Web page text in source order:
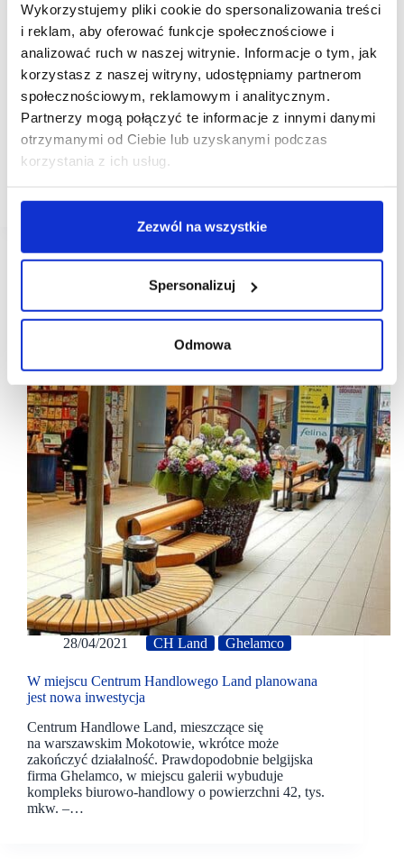
Wykorzystujemy pliki cookie do spersonalizowania treści
i reklam, aby oferować funkcje społecznościowe i
analizować ruch w naszej witrynie. Informacje o tym, jak
korzystasz z naszej witryny, udostępniamy partnerom
społecznościowym, reklamowym i analitycznym.
Partnerzy mogą połączyć te informacje z innymi danymi
otrzymanymi od Ciebie lub uzyskanymi podczas
korzystania z ich usług.
Zezwól na wszystkie
Spersonalizuj
Odmowa
04/03/2024 CH Land
Centrum Land otwiera drzwi dla nowych najemców
Powiększa się oferta zlokalizowanego na
warszawskim Służewcu centrum handlowego Land.
najemców.
28/04/2021 CH Land Ghelamco
W miejscu Centrum Handlowego Land planowana
jest nowa inwestycja
Centrum Handlowe Land, mieszczące się
na warszawskim Mokotowie, wkrótce może
zakończyć działalność. Prawdopodobnie belgijska
firma Ghelamco, w miejscu galerii wybuduje
kompleks biurowo-handlowy o powierzchni 42, tys.
mkw. –…